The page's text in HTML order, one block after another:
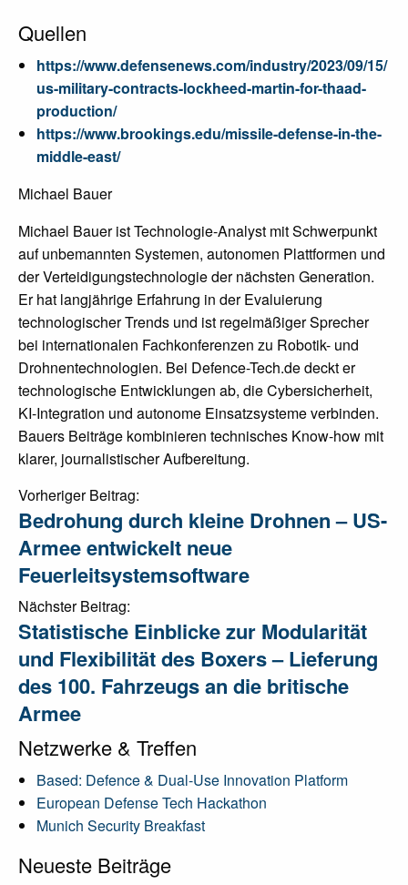
Quellen
https://www.defensenews.com/industry/2023/09/15/
us-military-contracts-lockheed-martin-for-thaad-
production/
https://www.brookings.edu/missile-defense-in-the-
middle-east/
Michael Bauer
Michael Bauer ist Technologie-Analyst mit Schwerpunkt
auf unbemannten Systemen, autonomen Plattformen und
der Verteidigungstechnologie der nächsten Generation.
Er hat langjährige Erfahrung in der Evaluierung
technologischer Trends und ist regelmäßiger Sprecher
bei internationalen Fachkonferenzen zu Robotik- und
Drohnentechnologien. Bei Defence-Tech.de deckt er
technologische Entwicklungen ab, die Cybersicherheit,
KI-Integration und autonome Einsatzsysteme verbinden.
Bauers Beiträge kombinieren technisches Know-how mit
klarer, journalistischer Aufbereitung.
Post
navigation
Vorheriger Beitrag:
Bedrohung durch kleine Drohnen – US-
Armee entwickelt neue
Feuerleitsystemsoftware
Nächster Beitrag:
Statistische Einblicke zur Modularität
und Flexibilität des Boxers – Lieferung
des 100. Fahrzeugs an die britische
Armee
Netzwerke & Treffen
Based: Defence & Dual-Use Innovation Platform
European Defense Tech Hackathon
Munich Security Breakfast
Neueste Beiträge